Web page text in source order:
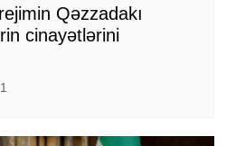
Qəzzadakı
cinayətlərini